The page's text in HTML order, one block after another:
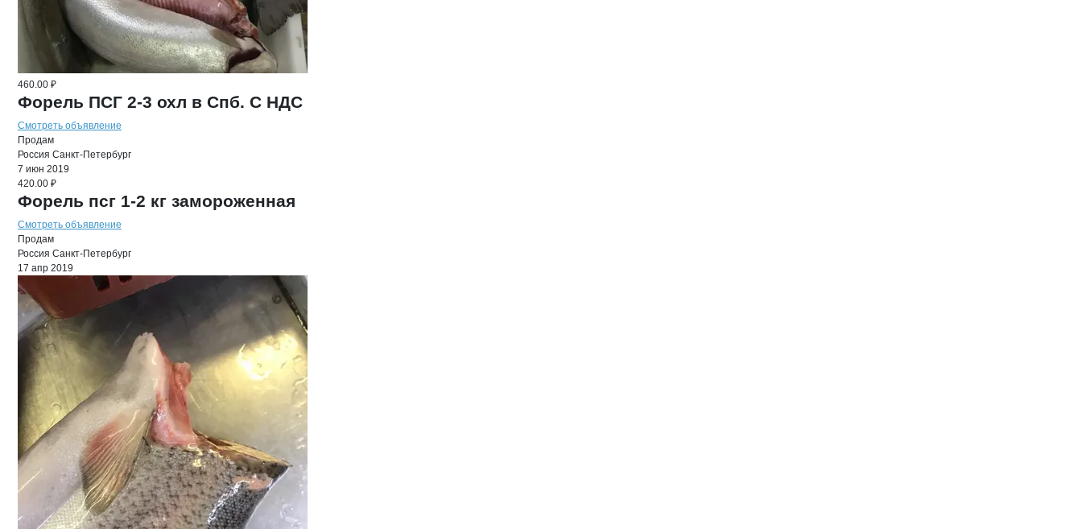
460.00 ₽
Форель ПСГ 2-3 охл в Спб. С НДС
Смотреть объявление
Продам
Россия Санкт-Петербург
7 июн 2019
420.00 ₽
Форель псг 1-2 кг замороженная
Смотреть объявление
Продам
Россия Санкт-Петербург
17 апр 2019